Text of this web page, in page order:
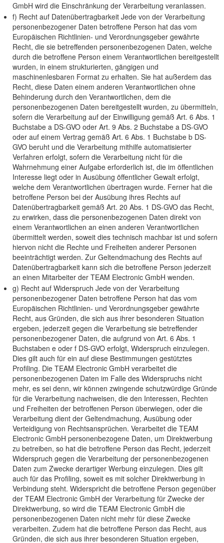
GmbH wird die Einschränkung der Verarbeitung veranlassen.
f) Recht auf Datenübertragbarkeit Jede von der Verarbeitung
personenbezogener Daten betroffene Person hat das vom
Europäischen Richtlinien- und Verordnungsgeber gewährte
Recht, die sie betreffenden personenbezogenen Daten, welche
durch die betroffene Person einem Verantwortlichen bereitgestellt
wurden, in einem strukturierten, gängigen und
maschinenlesbaren Format zu erhalten. Sie hat außerdem das
Recht, diese Daten einem anderen Verantwortlichen ohne
Behinderung durch den Verantwortlichen, dem die
personenbezogenen Daten bereitgestellt wurden, zu übermitteln,
sofern die Verarbeitung auf der Einwilligung gemäß Art. 6 Abs. 1
Buchstabe a DS-GVO oder Art. 9 Abs. 2 Buchstabe a DS-GVO
oder auf einem Vertrag gemäß Art. 6 Abs. 1 Buchstabe b DS-
GVO beruht und die Verarbeitung mithilfe automatisierter
Verfahren erfolgt, sofern die Verarbeitung nicht für die
Wahrnehmung einer Aufgabe erforderlich ist, die im öffentlichen
Interesse liegt oder in Ausübung öffentlicher Gewalt erfolgt,
welche dem Verantwortlichen übertragen wurde. Ferner hat die
betroffene Person bei der Ausübung ihres Rechts auf
Datenübertragbarkeit gemäß Art. 20 Abs. 1 DS-GVO das Recht,
zu erwirken, dass die personenbezogenen Daten direkt von
einem Verantwortlichen an einen anderen Verantwortlichen
übermittelt werden, soweit dies technisch machbar ist und sofern
hiervon nicht die Rechte und Freiheiten anderer Personen
beeinträchtigt werden. Zur Geltendmachung des Rechts auf
Datenübertragbarkeit kann sich die betroffene Person jederzeit
an einen Mitarbeiter der TEAM Electronic GmbH wenden.
g) Recht auf Widerspruch Jede von der Verarbeitung
personenbezogener Daten betroffene Person hat das vom
Europäischen Richtlinien- und Verordnungsgeber gewährte
Recht, aus Gründen, die sich aus ihrer besonderen Situation
ergeben, jederzeit gegen die Verarbeitung sie betreffender
personenbezogener Daten, die aufgrund von Art. 6 Abs. 1
Buchstaben e oder f DS-GVO erfolgt, Widerspruch einzulegen.
Dies gilt auch für ein auf diese Bestimmungen gestütztes
Profiling. Die TEAM Electronic GmbH verarbeitet die
personenbezogenen Daten im Falle des Widerspruchs nicht
mehr, es sei denn, wir können zwingende schutzwürdige Gründe
für die Verarbeitung nachweisen, die den Interessen, Rechten
und Freiheiten der betroffenen Person überwiegen, oder die
Verarbeitung dient der Geltendmachung, Ausübung oder
Verteidigung von Rechtsansprüchen. Verarbeitet die TEAM
Electronic GmbH personenbezogene Daten, um Direktwerbung
zu betreiben, so hat die betroffene Person das Recht, jederzeit
Widerspruch gegen die Verarbeitung der personenbezogenen
Daten zum Zwecke derartiger Werbung einzulegen. Dies gilt
auch für das Profiling, soweit es mit solcher Direktwerbung in
Verbindung steht. Widerspricht die betroffene Person gegenüber
der TEAM Electronic GmbH der Verarbeitung für Zwecke der
Direktwerbung, so wird die TEAM Electronic GmbH die
personenbezogenen Daten nicht mehr für diese Zwecke
verarbeiten. Zudem hat die betroffene Person das Recht, aus
Gründen, die sich aus ihrer besonderen Situation ergeben,